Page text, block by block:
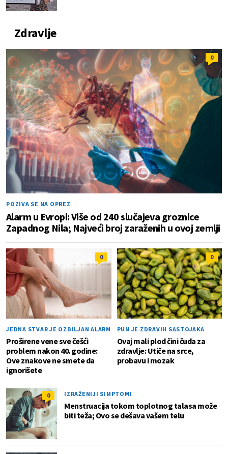
Zdravlje
0
POZIVA SE NA OPREZ
Alarm u Evropi: Više od 240 slučajeva groznice
Zapadnog Nila; Najveći broj zaraženih u ovoj zemlji
0
JEDNA STVAR JE OZBILJAN ALARM
Proširene vene sve češći
problem nakon 40. godine:
Ove znakove ne smete da
ignorišete
0
PUN JE ZDRAVIH SASTOJAKA
Ovaj mali plod čini čuda za
zdravlje: Utiče na srce,
probavu i mozak
0 IZRAŽENIJI SIMPTOMI
Menstruacija tokom toplotnog talasa može
biti teža; Ovo se dešava vašem telu